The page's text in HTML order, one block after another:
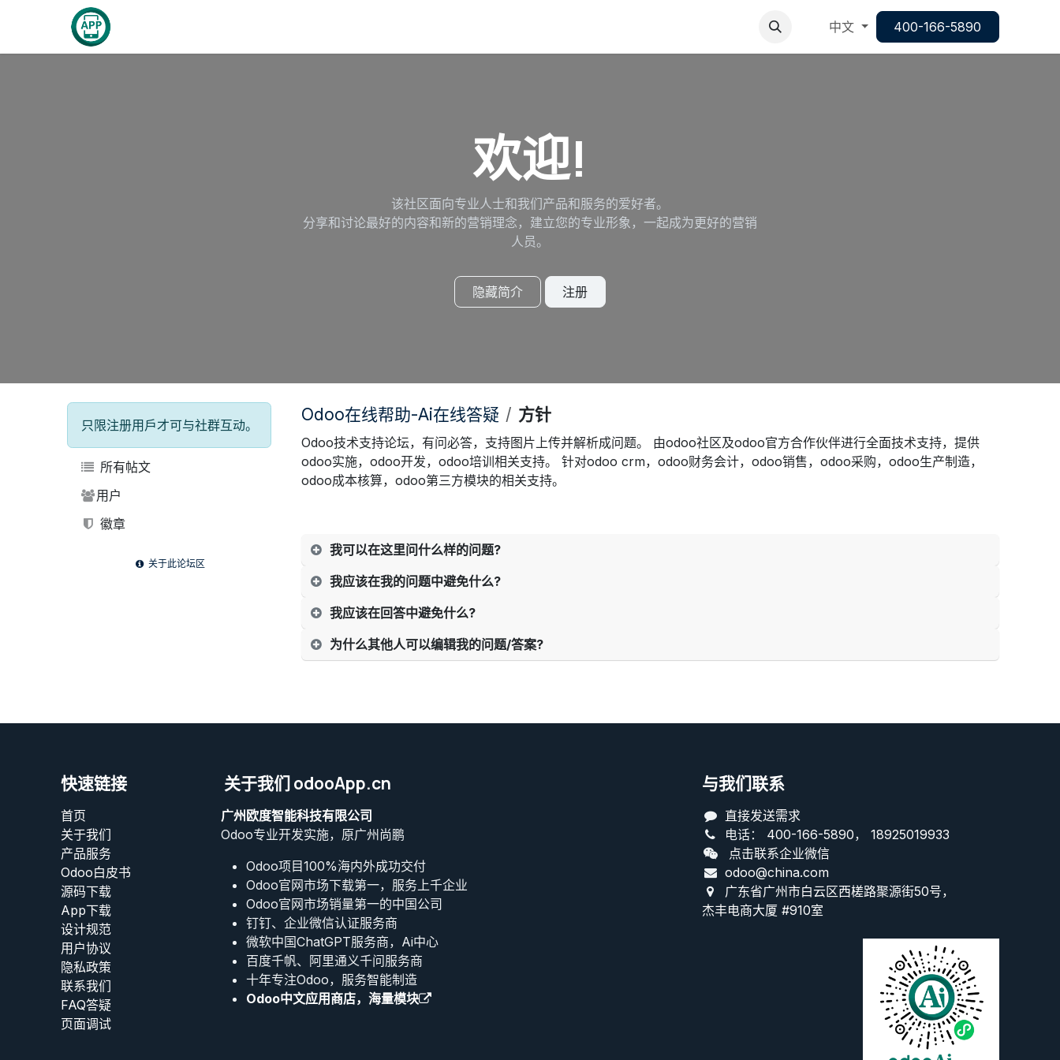
中文 400-166-5890
欢迎!
该社区面向专业人士和我们产品和服务的爱好者。
分享和讨论最好的内容和新的营销理念，建立您的专业形象，一起成为更好的营销
人员。
隐藏简介 注册
只限注册用戶才可与社群互动。
所有帖文
用户
徽章
关于此论坛区
Odoo在线帮助-Ai在线答疑 方针
Odoo技术支持论坛，有问必答，支持图片上传并解析成问题。 由odoo社区及odoo官方合作伙伴进行全面技术支持，提供
odoo实施，odoo开发，odoo培训相关支持。 针对odoo crm，odoo财务会计，odoo销售，odoo采购，odoo生产制造，
odoo成本核算，odoo第三方模块的相关支持。
我可以在这里问什么样的问题?
我应该在我的问题中避免什么?
我应该在回答中避免什么?
为什么其他人可以编辑我的问题/答案?
快速链接
首页
关于我们
产品服务
Odoo白皮书
源码下载
App下载
设计规范
用户协议
‎隐私政策‎
联系我们
FAQ答疑
页面调试
关于我们 odooApp.cn
广州欧度智能科技有限公司
Odoo专业开发实施，原广州尚鹏
Odoo项目100%海内外成功交付
Odoo官网市场下载第一，服务上千企业
Odoo官网市场销量第一的中国公司
钉钉、企业微信认证服务商
微软中国ChatGPT服务商，Ai中心
百度千帆、阿里通义千问服务商
十年专注Odoo，服务智能制造
Odoo中文应用商店，海量模块
与我们联系
直接发送需求
电话： 400-166-5890， 18925019933
点击联系企业微信
odoo@china.com
广东省广州市白云区西槎路聚源街50号，
杰丰电商大厦 #910室